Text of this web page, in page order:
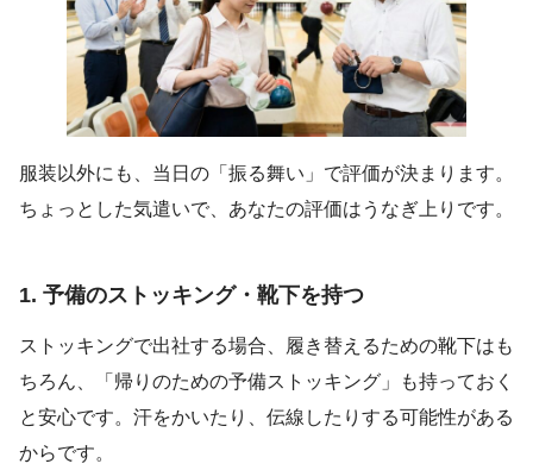
服装以外にも、当日の「振る舞い」で評価が決まります。
ちょっとした気遣いで、あなたの評価はうなぎ上りです。
1. 予備のストッキング・靴下を持つ
ストッキングで出社する場合、履き替えるための靴下はも
ちろん、「帰りのための予備ストッキング」も持っておく
と安心です。汗をかいたり、伝線したりする可能性がある
からです。